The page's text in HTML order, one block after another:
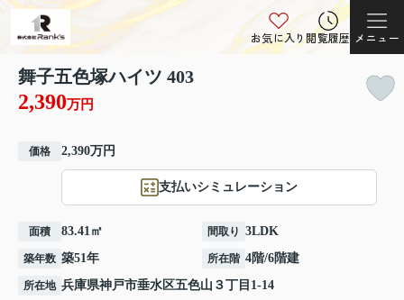
お気に入り閲覧履歴 メニュー
舞子五色塚ハイツ 403
2,390万円
価格 2,390万円
支払いシミュレーション
面積 83.41㎡ 間取り 3LDK
築年数 築51年 所在階 4階/6階建
所在地 兵庫県神戸市垂水区五色山 ３丁目1-14